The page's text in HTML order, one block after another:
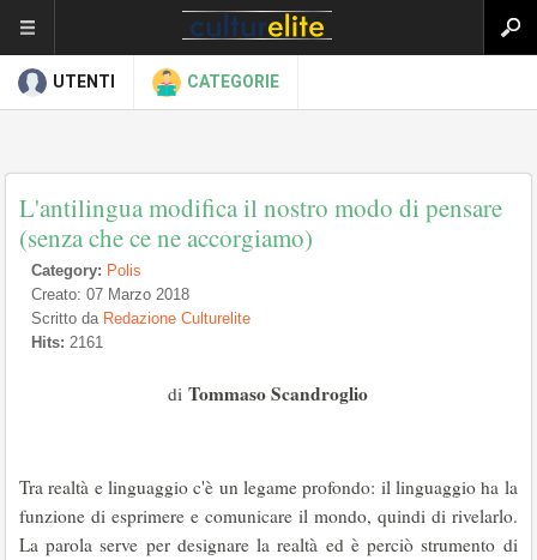
UTENTI CATEGORIE
L'antilingua modifica il nostro modo di pensare
(senza che ce ne accorgiamo)
Category: Polis
Creato: 07 Marzo 2018
Scritto da Redazione Culturelite
Hits: 2161
diTommaso Scandroglio
Tra realtà e linguaggio c'è un legame profondo: il linguaggio ha la
funzione di esprimere e comunicare il mondo, quindi di rivelarlo.
La parola serve per designare la realtà ed è perciò strumento di